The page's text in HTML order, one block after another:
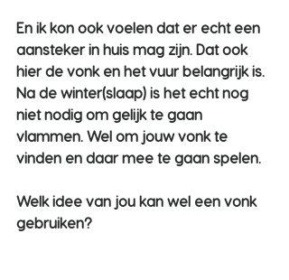
En ik kon ook voelen dat er echt een
aansteker in huis mag zijn. Dat ook
hier de vonk en het vuur belangrijk is.
Na de winter(slaap) is het echt nog
niet nodig om gelijk te gaan
vlammen. Wel om jouw vonk te
vinden en daar mee te gaan spelen.
Welk idee van jou kan wel een vonk
gebruiken?